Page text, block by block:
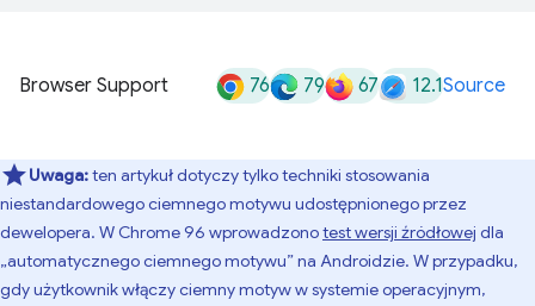
Browser Support 76 79 67 12.1Source
Uwaga:ten artykuł dotyczy tylko techniki stosowania
niestandardowego ciemnego motywu udostępnionego przez
dewelopera. W Chrome 96 wprowadzonotest wersji źródłowej dla
„automatycznego ciemnego motywu” na Androidzie. W przypadku,
gdy użytkownik włączy ciemny motyw w systemie operacyjnym,